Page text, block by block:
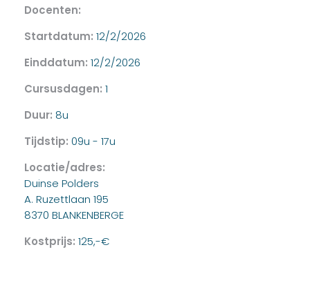
Docenten:
Startdatum: 12/2/2026
Einddatum: 12/2/2026
Cursusdagen: 1
Duur: 8u
Tijdstip: 09u - 17u
Locatie/adres:
Duinse Polders
A. Ruzettlaan 195
8370 BLANKENBERGE
Kostprijs: 125,-€